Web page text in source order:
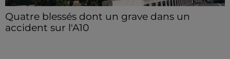
Quatre blessés dont un grave dans un
accident sur l'A10